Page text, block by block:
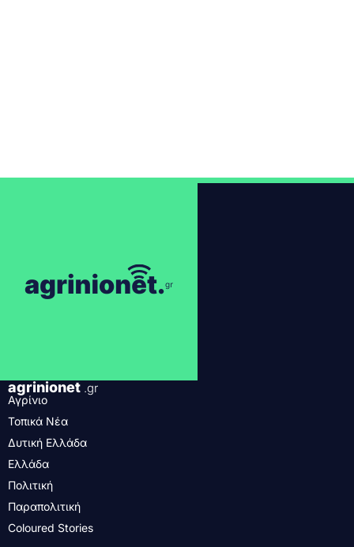
agrinionet .gr
Αγρίνιο
Τοπικά Νέα
Δυτική Ελλάδα
Ελλάδα
Πολιτική
Παραπολιτική
Coloured Stories